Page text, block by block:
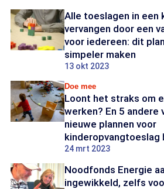
Alle toeslagen in een
vervangen door een
voor iedereen: dit
simpeler maken
13 okt 2023
Doe mee
Loont het straks om
werken? En 5 andere
nieuwe plannen voor
kinderopvangtoeslag
24 mrt 2023
Noodfonds Energie
ingewikkeld, zelfs